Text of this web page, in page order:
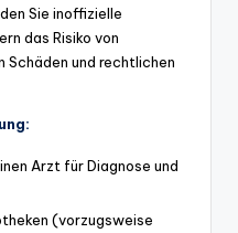
Sie inoffizielle
das Risiko von
Schäden und rechtlichen
Arzt für Diagnose und
(vorzugsweise